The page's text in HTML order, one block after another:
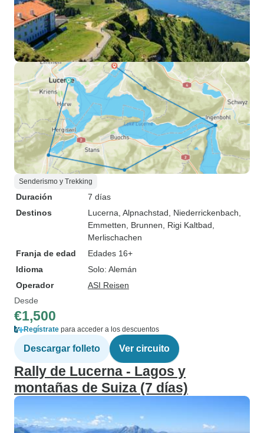
Senderismo y Trekking
Duración
7 días
Destinos
Lucerna , Alpnachstad , Niederrickenbach
Emmetten , Brunnen , Rigi Kaltbad
Merlischachen
Franja de edad
Edades 16+
Idioma
Solo: Alemán
Operador
ASI Reisen
Desde
€1,500
Regístrate para acceder a los descuentos
Descargar folleto Ver circuito
Rally de Lucerna - Lagos y
montañas de Suiza (7 días)